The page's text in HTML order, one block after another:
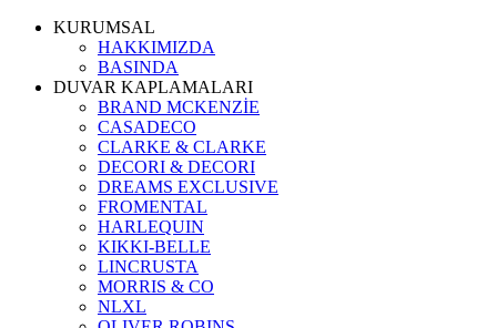
KURUMSAL
HAKKIMIZDA
BASINDA
DUVAR KAPLAMALARI
BRAND MCKENZİE
CASADECO
CLARKE & CLARKE
DECORI & DECORI
DREAMS EXCLUSIVE
FROMENTAL
HARLEQUIN
KIKKI-BELLE
LINCRUSTA
MORRIS & CO
NLXL